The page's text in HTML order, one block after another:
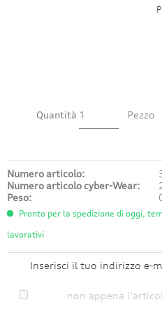
Quantità Pezzo
Numero articolo:
Numero articolo cyber-Wear:
Peso:
Pronto per la spedizione di oggi,
lavorativi
Inserisci il tuo indirizzo e-
non appena